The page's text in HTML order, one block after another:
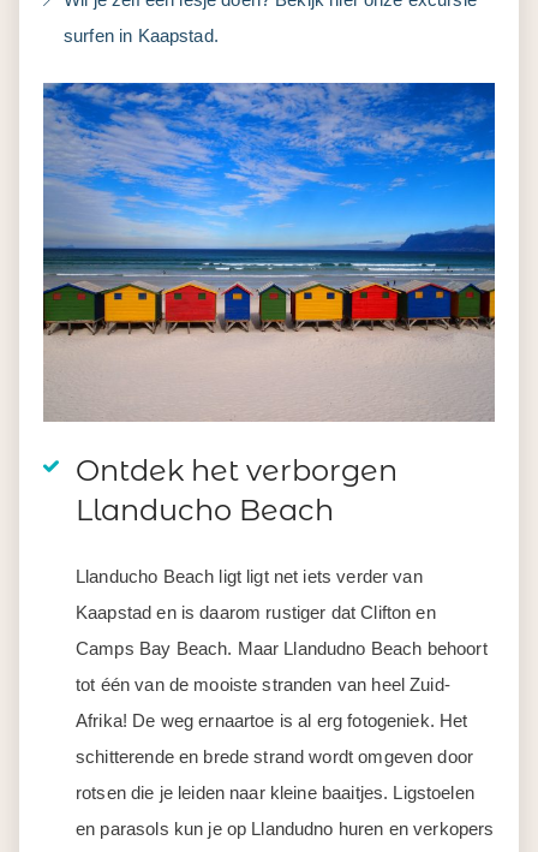
surfen in Kaapstad.
Ontdek het verborgen
Llanducho Beach
Llanducho Beach ligt ligt net iets verder van
Kaapstad en is daarom rustiger dat Clifton en
Camps Bay Beach. Maar Llandudno Beach behoort
tot één van de mooiste stranden van heel Zuid-
Afrika! De weg ernaartoe is al erg fotogeniek. Het
schitterende en brede strand wordt omgeven door
rotsen die je leiden naar kleine baaitjes. Ligstoelen
en parasols kun je op Llandudno huren en verkopers